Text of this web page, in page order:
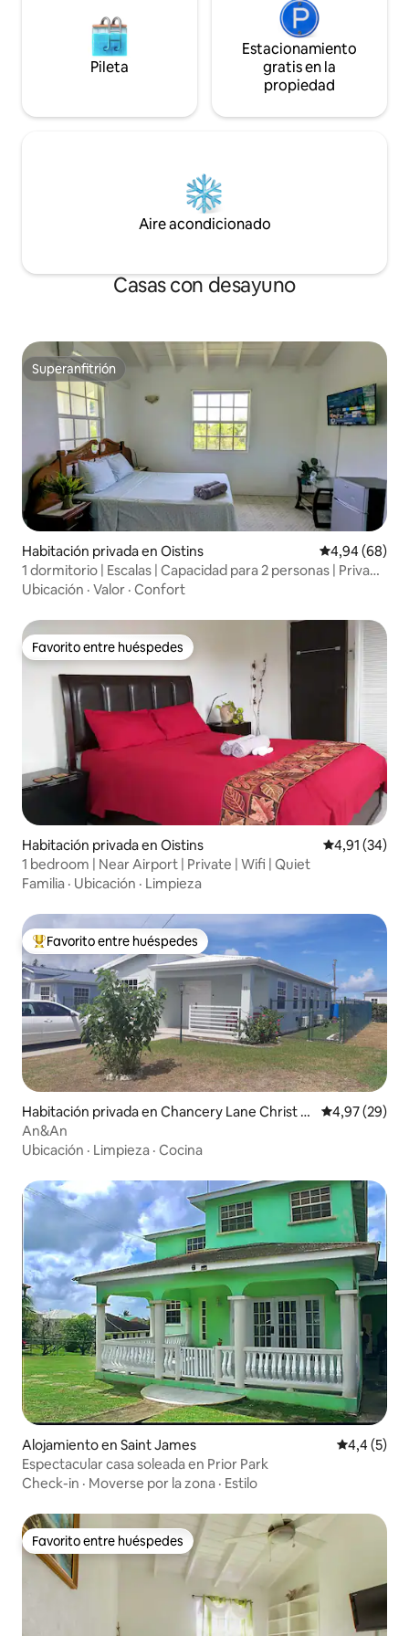
Pileta
Estacionamiento
gratis en la
propiedad
Aire acondicionado
Casas con desayuno
Superanfitrión
Superanfitrión
Habitación privada en Oistins Calificación
4,94 (68)
1 dormitorio | Escalas | Capacidad para 2 personas | Privado
| Wifi
Ubicación · Valor · Confort
Favorito entre huéspedes
Favorito entre huéspedes
Habitación privada en Oistins Calificación
4,91 (34)
1 bedroom | Near Airport | Private | Wifi | Quiet
Familia · Ubicación · Limpieza
Favorito entre los huéspedes más destacados
Favorito entre huéspedes
Habitación privada en Chancery Lane Christ C
hurch
Calificación
4,97 (29)
An&An
Ubicación · Limpieza · Cocina
Alojamiento en Saint James
4,4 (5)
Espectacular casa soleada en Prior Park
Check-in · Moverse por la zona · Estilo
Favorito entre huéspedes
Favorito entre huéspedes